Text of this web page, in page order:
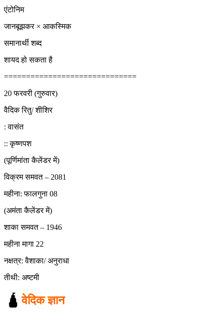
एंटोनिम
जानबूझकर × आकस्मिक
समानार्थी शब्द
शायद हो सकता है
==============================
20 फरवरी (गुरुवार)
वैदिक रितु/ शीशिर
: वासंत
:: कृष्णपश
(पूर्णिमांता कैलेंडर में)
विक्रम समवत – 2081
महीना: फालगुना 08
(अमंता कैलेंडर में)
शाका समवत – 1946
महीना मागा 22
नक्षत्र: वैशाका/ अनुराधा
तीथी: अष्टमी
🛕वेदिक ज्ञान